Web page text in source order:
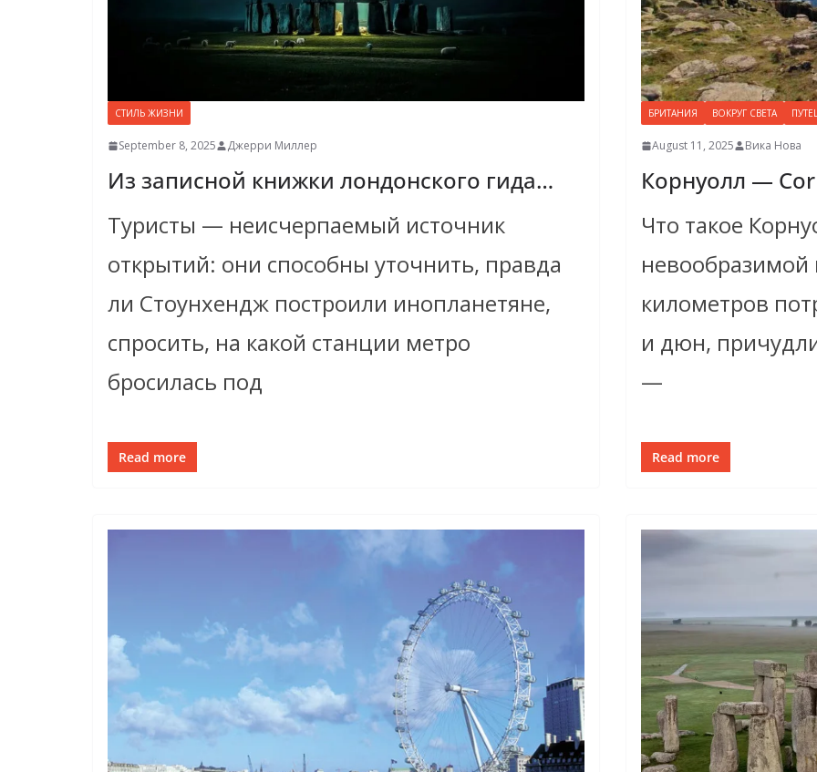
СТИЛЬ ЖИЗНИ
September 8, 2025 Джерри Миллер
Из записной книжки лондонского гида…
Туристы — неисчерпаемый источник
открытий: они способны уточнить, правда
ли Стоунхендж построили инопланетяне,
спросить, на какой станции метро
бросилась под
Read more
БРИТАНИЯ ВОКРУГ СВЕТА
August 11, 2025 Вика Нова
Корнуолл —
Что такое
невообразимой
километров
и дюн,
—
Read more